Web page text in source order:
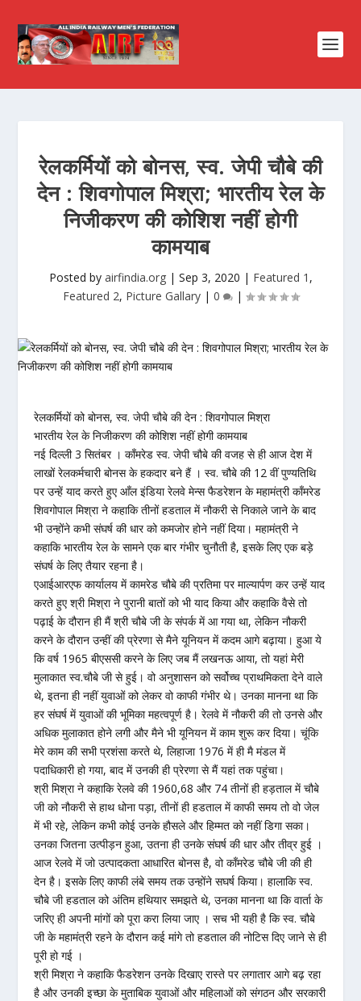
रेलकर्मियों को बोनस, स्व. जेपी चौबे की
देन : शिवगोपाल मिश्रा; भारतीय रेल के
निजीकरण की कोशिश नहीं होगी
कामयाब
Posted by airfindia.org| Sep 3, 2020 | Featured 1 ,
Featured 2, Picture Gallary| 0 |
रेलकर्मियों को बोनस, स्व. जेपी चौबे की देन : शिवगोपाल मिश्रा
भारतीय रेल के निजीकरण की कोशिश नहीं होगी कामयाब
नई दिल्ली 3 सितंबर । काँमरेड स्व. जेपी चौबे की वजह से ही आज देश में
लाखों रेलकर्मचारी बोनस के हकदार बने हैं । स्व. चौबे की 12 वीं पुण्यतिथि
पर उन्हें याद करते हुए आँल इंडिया रेलवे मेन्स फैडरेशन के महामंत्री काँमरेड
शिवगोपाल मिश्रा ने कहाकि तीनों हडताल में नौकरी से निकाले जाने के बाद
भी उन्होंने कभी संघर्ष की धार को कमजोर होने नहीं दिया। महामंत्री ने
कहाकि भारतीय रेल के सामने एक बार गंभीर चुनौती है, इसके लिए एक बड़े
संघर्ष के लिए तैयार रहना है।
एआईआरएफ कार्यालय में कामरेड चौबे की प्रतिमा पर माल्यार्पण कर उन्हें याद
करते हुए श्री मिश्रा ने पुरानी बातों को भी याद किया और कहाकि वैसे तो
पढ़ाई के दौरान ही मैं श्री चौबे जी के संपर्क में आ गया था, लेकिन नौकरी
करने के दौरान उन्हीं की प्रेरणा से मैने यूनियन में कदम आगे बढ़ाया। हुआ ये
कि वर्ष 1965 बीएससी करने के लिए जब मैं लखनऊ आया, तो यहां मेरी
मुलाकात स्व.चौबे जी से हुई। वो अनुशासन को सर्वोच्च प्राथमिकता देने वाले
थे, इतना ही नहीं युवाओं को लेकर वो काफी गंभीर थे। उनका मानना था कि
हर संघर्ष में युवाओं की भूमिका महत्वपूर्ण है। रेलवे में नौकरी की तो उनसे और
अधिक मुलाकात होने लगी और मैने भी यूनियन में काम शुरू कर दिया। चूंकि
मेरे काम की सभी प्रशंसा करते थे, लिहाजा 1976 में ही मै मंडल में
पदाधिकारी हो गया, बाद में उनकी ही प्रेरणा से मैं यहां तक पहुंचा।
श्री मिश्रा ने कहाकि रेलवे की 1960,68 और 74 तीनों ही हड़ताल में चौबे
जी को नौकरी से हाथ धोना पड़ा, तीनों ही हडताल में काफी समय तो वो जेल
में भी रहे, लेकिन कभी कोई उनके हौसले और हिम्मत को नहीं डिगा सका।
उनका जितना उत्पीड़न हुआ, उतना ही उनके संघर्ष की धार और तीव्र हुई ।
आज रेलवे में जो उत्पादकता आधारित बोनस है, वो काँमरेड चौबे जी की ही
देन है। इसके लिए काफी लंबे समय तक उन्होंने सघर्ष किया। हालाकि स्व.
चौबे जी हडताल को अंतिम हथियार समझते थे, उनका मानना था कि वार्ता के
जरिए ही अपनी मांगों को पूरा करा लिया जाए । सच भी यही है कि स्व. चौबे
जी के महामंत्री रहने के दौरान कई मांगे तो हडताल की नोटिस दिए जाने से ही
पूरी हो गई ।
श्री मिश्रा ने कहाकि फैडरेशन उनके दिखाए रास्ते पर लगातार आगे बढ़ रहा
है और उनकी इच्छा के मुताबिक युवाओं और महिलाओं को संगठन और सरकारी